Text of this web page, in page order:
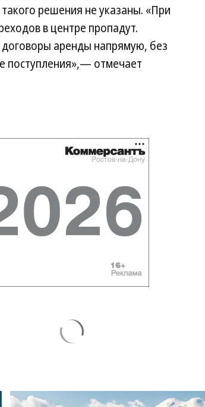
решения не указаны. «При
в центре пропадут.
аренды напрямую, без
поступления»,— отмечает